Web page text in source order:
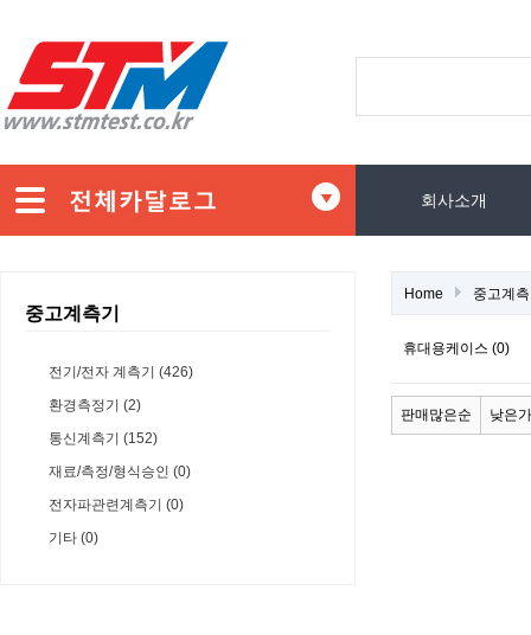
회사소개
중고계측기
전기/전자 계측기 (426)
환경측정기 (2)
통신계측기 (152)
재료/측정/형식승인 (0)
전자파관련계측기 (0)
기타 (0)
Home 중고계
휴대용케이스 (0)
판매많은순 낮은